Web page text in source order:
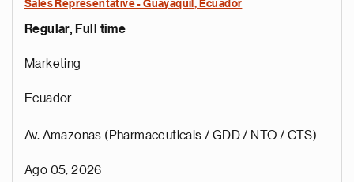
Sales Representative - Guayaquil, Ecuador
Regular, Full time
Marketing
Ecuador
Av. Amazonas (Pharmaceuticals / GDD / NTO / CTS)
Ago 05, 2026